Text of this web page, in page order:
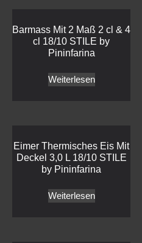
Barmass Mit 2 Maß 2 cl & 4
cl 18/10 STILE by
Pininfarina
Weiterlesen
Eimer Thermisches Eis Mit
Deckel 3,0 L 18/10 STILE
by Pininfarina
Weiterlesen